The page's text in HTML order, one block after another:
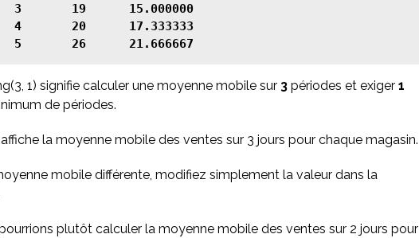
1) signifie calculer une moyenne mobile sur 3 périodes et exiger 1
de périodes.
la moyenne mobile des ventes sur 3 jours pour chaque magasin.
mobile différente, modifiez simplement la valeur dans la
plutôt calculer la moyenne mobile des ventes sur 2 jours pour